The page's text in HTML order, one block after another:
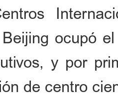
ocupó
y por
de centro